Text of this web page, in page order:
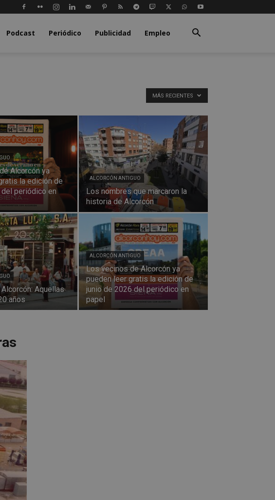
Podcast Periódico Publicidad Empleo
MÁS RECIENTES
Alcorcón ya
la edición de
periódico en
ALCORCÓN ANTIGUO
Los nombres que marcaron la
historia de Alcorcón
Aquellas
años
ALCORCÓN ANTIGUO
Los vecinos de Alcorcón ya
pueden leer gratis la edición de
junio de 2026 del periódico en
papel